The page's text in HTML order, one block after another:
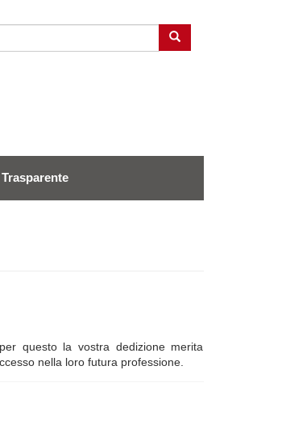
Cerca
questo la vostra dedizione merita
nella loro futura professione.